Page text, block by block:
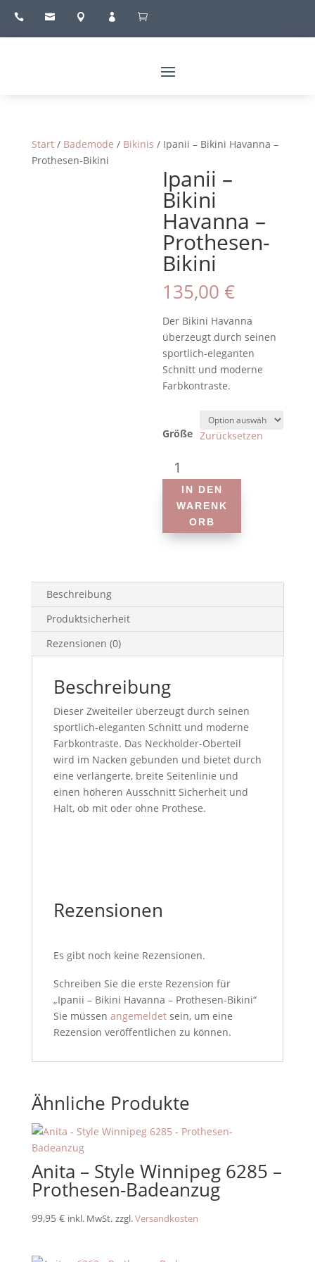
    
Start/ Bademode / Bikinis / Ipanii – Bikini Havanna –
Prothesen-Bikini
Ipanii –
Bikini
Havanna –
Prothesen-
Bikini
135,00€
Der Bikini Havanna
überzeugt durch seinen
sportlich-eleganten
Schnitt und moderne
Farbkontraste.
Größe Zurücksetzen
Ipanii
-
Bikini
Havanna
IN DEN
WARENK
ORB
Beschreibung
Produktsicherheit
Rezensionen (0)
Beschreibung
Dieser Zweiteiler überzeugt durch seinen
sportlich-eleganten Schnitt und moderne
Farbkontraste. Das Neckholder-Oberteil
wird im Nacken gebunden und bietet durch
eine verlängerte, breite Seitenlinie und
einen höheren Ausschnitt Sicherheit und
Halt, ob mit oder ohne Prothese.
Rezensionen
Es gibt noch keine Rezensionen.
Schreiben Sie die erste Rezension für
„Ipanii – Bikini Havanna – Prothesen-Bikini“
Sie müssen angemeldetsein, um eine
Rezension veröffentlichen zu können.
Ähnliche Produkte
Anita – Style Winnipeg 6285 –
Prothesen-Badeanzug
99,95 € inkl. MwSt. zzgl.Versandkosten